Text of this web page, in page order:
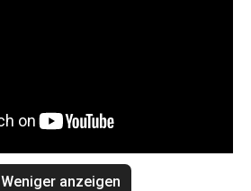
Weniger anzeigen